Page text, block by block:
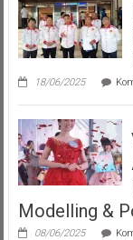
18/06/2025
Modelling &
08/06/2025